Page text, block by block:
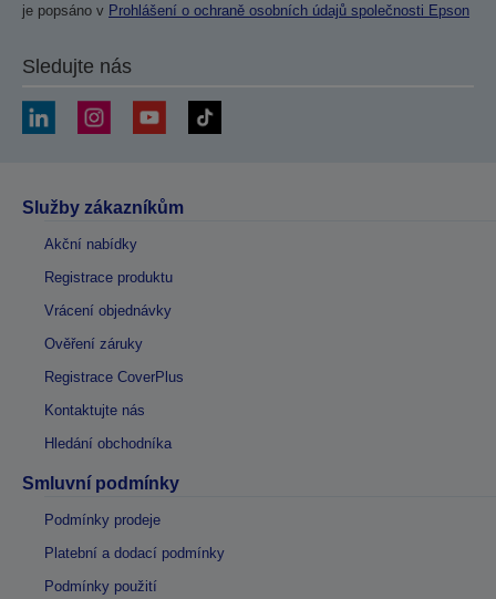
je popsáno v Prohlášení o ochraně osobních údajů společnosti Epson
Sledujte nás
Služby zákazníkům
Akční nabídky
Registrace produktu
Vrácení objednávky
Ověření záruky
Registrace CoverPlus
Kontaktujte nás
Hledání obchodníka
Smluvní podmínky
Podmínky prodeje
Platební a dodací podmínky
Podmínky použití